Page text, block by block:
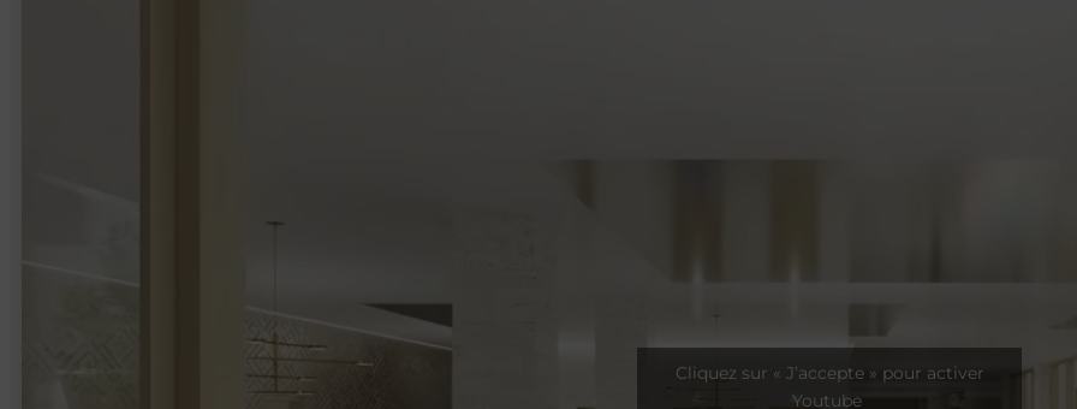
Cliquez sur « J’accepte » pour activer
Youtube